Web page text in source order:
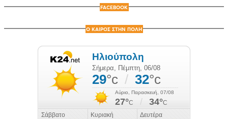
FACEBOOK
Ο ΚΑΙΡΟΣ ΣΤΗΝ ΠΟΛΗ